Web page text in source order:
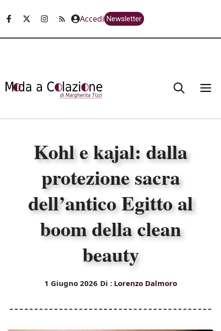
Accedi Newsletter
Kohl e kajal: dalla
protezione sacra
dell’antico Egitto al
boom della clean
beauty
1 Giugno 2026 Di : Lorenzo Dalmoro